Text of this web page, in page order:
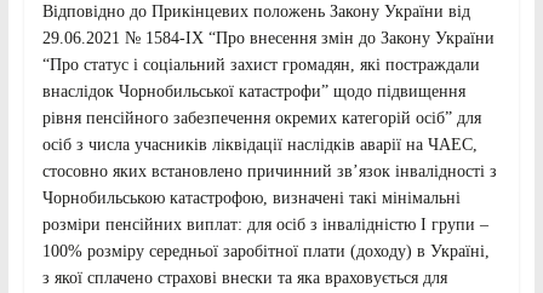
Відповідно до Прикінцевих положень Закону України від
29.06.2021 № 1584-ІХ “Про внесення змін до Закону України
“Про статус і соціальний захист громадян, які постраждали
внаслідок Чорнобильської катастрофи” щодо підвищення
рівня пенсійного забезпечення окремих категорій осіб” для
осіб з числа учасників ліквідації наслідків аварії на ЧАЕС,
стосовно яких встановлено причинний зв’язок інвалідності з
Чорнобильською катастрофою, визначені такі мінімальні
розміри пенсійних виплат: для осіб з інвалідністю I групи –
100% розміру середньої заробітної плати (доходу) в Україні,
з якої сплачено страхові внески та яка враховується для